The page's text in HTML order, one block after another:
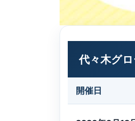
代々木グ
開催日